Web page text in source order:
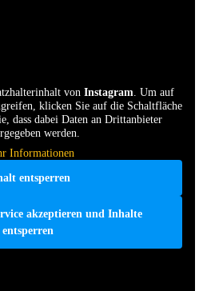
von Instagram. Um auf
klicken Sie auf die Schaltfläche
dass dabei Daten an Drittanbieter
werden.
Informationen
entsperren
akzeptieren und Inhalte
entsperren